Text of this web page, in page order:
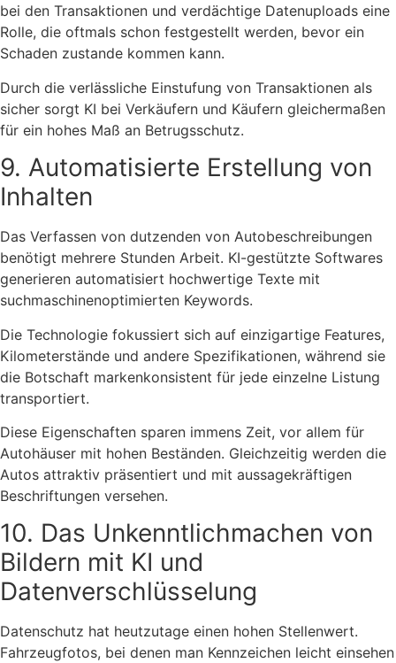
bei den Transaktionen und verdächtige Datenuploads eine
Rolle, die oftmals schon festgestellt werden, bevor ein
Schaden zustande kommen kann.
Durch die verlässliche Einstufung von Transaktionen als
sicher sorgt KI bei Verkäufern und Käufern gleichermaßen
für ein hohes Maß an Betrugsschutz.
9. Automatisierte Erstellung von
Inhalten
Das Verfassen von dutzenden von Autobeschreibungen
benötigt mehrere Stunden Arbeit. KI-gestützte Softwares
generieren automatisiert hochwertige Texte mit
suchmaschinenoptimierten Keywords.
Die Technologie fokussiert sich auf einzigartige Features,
Kilometerstände und andere Spezifikationen, während sie
die Botschaft markenkonsistent für jede einzelne Listung
transportiert.
Diese Eigenschaften sparen immens Zeit, vor allem für
Autohäuser mit hohen Beständen. Gleichzeitig werden die
Autos attraktiv präsentiert und mit aussagekräftigen
Beschriftungen versehen.
10. Das Unkenntlichmachen von
Bildern mit KI und
Datenverschlüsselung
Datenschutz hat heutzutage einen hohen Stellenwert.
Fahrzeugfotos, bei denen man Kennzeichen leicht einsehen